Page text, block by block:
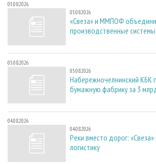
05.08.2026
05.08.2026
«Свеза» и ММПОФ
производственные системы
05.08.2026
05.08.2026
Набережночелнинский КБК
бумажную фабрику за 3
04.08.2026
04.08.2026
Реки вместо дорог:
логистику